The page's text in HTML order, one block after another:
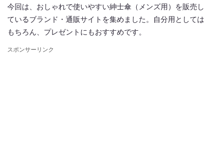
今回は、おしゃれで使いやすい紳士傘（メンズ用）を販売し
ているブランド・通販サイトを集めました。自分用としては
もちろん、プレゼントにもおすすめです。
スポンサーリンク